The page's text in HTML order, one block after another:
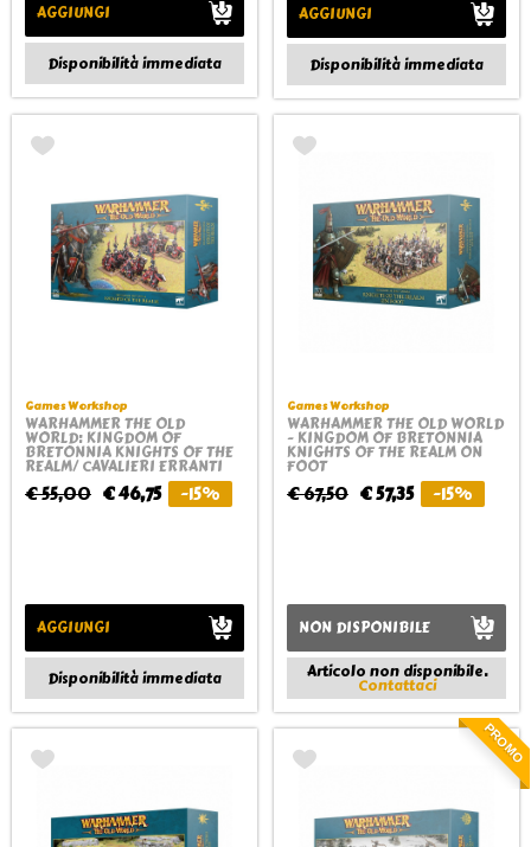
AGGIUNGI
Disponibilità immediata
AGGIUNGI
Disponibilità immediata
Games Workshop
WARHAMMER THE OLD
WORLD: KINGDOM OF
BRETONNIA KNIGHTS OF THE
REALM/ CAVALIERI ERRANTI
€ 55,00 € 46,75 -15%
AGGIUNGI
Disponibilità immediata
Games Workshop
WARHAMMER THE OLD WORLD
- KINGDOM OF BRETONNIA
KNIGHTS OF THE REALM ON
FOOT
€ 67,50 € 57,35 -15%
NON DISPONIBILE
Articolo non disponibile.
Contattaci
PROMO